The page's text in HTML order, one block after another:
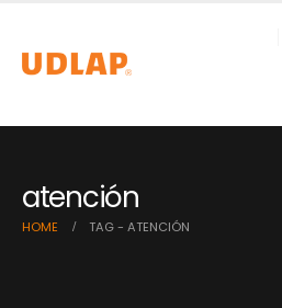
atención
HOME TAG - ATENCIÓN